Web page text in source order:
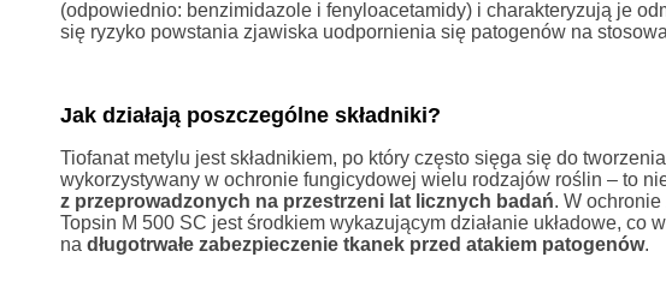
(odpowiednio: benzimidazole i fenyloacetamidy) i charakteryzują je
się ryzyko powstania zjawiska uodpornienia się patogenów na
Jak działają poszczególne składniki?
Tiofanat metylu jest składnikiem, po który często sięga się do
wykorzystywany w ochronie fungicydowej wielu rodzajów roślin – to
z przeprowadzonych na przestrzeni lat licznych badań. W
Topsin M 500 SC jest środkiem wykazującym działanie układowe, co
na długotrwałe zabezpieczenie tkanek przed atakiem patogenów.